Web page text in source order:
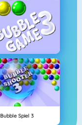
Bubble Spiel 3